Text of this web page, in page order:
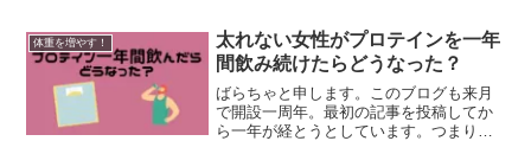
のです！プロテインを飲み始めた頃に一
度だけ見ることが出来てい...
体重を増やす！
太れない女性がプロテインを一年
間飲み続けたらどうなった？
ばらちゃと申します。このブログも来月
で開設一周年。最初の記事を投稿してか
ら一年が経とうとしています。つまり、